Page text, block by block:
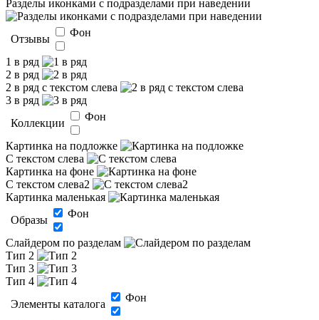
Разделы иконками с подразделами при наведении
Отзывы
Фон
1 в ряд
2 в ряд
2 в ряд с текстом слева
3 в ряд
Коллекции
Фон
Картинка на подложке
С текстом слева
Картинка на фоне
С текстом слева2
Картинка маленькая
Образы
Фон
Слайдером по разделам
Тип 2
Тип 3
Тип 4
Элементы каталога
Фон